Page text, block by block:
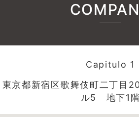
Capitulo 1
東京都新宿区歌舞伎町二丁目
ル5 地下1階